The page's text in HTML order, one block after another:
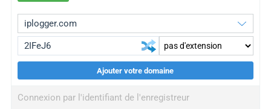
wl.gl
Ajouter votre domaine
Connexion par l'identifiant de l'enregistreur